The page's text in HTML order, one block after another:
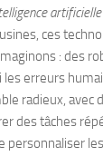
artificielle
ces
: des
les erreurs
radieux, avec
des tâches